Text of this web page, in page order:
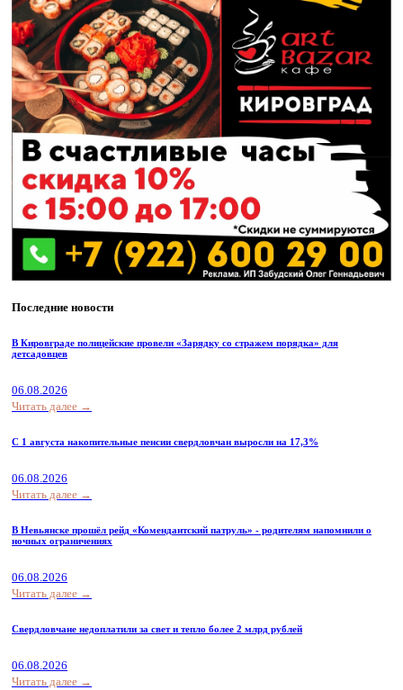
Последние новости
В Кировграде полицейские провели «Зарядку со стражем порядка» для
детсадовцев
06.08.2026
Читать далее →
С 1 августа накопительные пенсии свердловчан выросли на 17,3%
06.08.2026
Читать далее →
В Невьянске прошёл рейд «Комендантский патруль» - родителям напомнили о
ночных ограничениях
06.08.2026
Читать далее →
Свердловчане недоплатили за свет и тепло более 2 млрд рублей
06.08.2026
Читать далее →